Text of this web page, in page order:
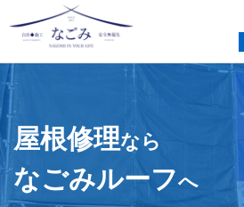
Skip
to
content
宮城県仙台市の屋根修理・雨漏り修
屋根修理なら
なごみルーフへ